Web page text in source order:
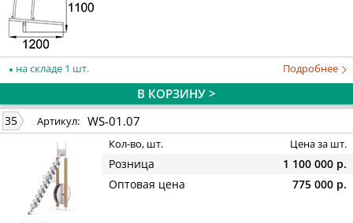
на складе 1 шт. Подробнее
В КОРЗИНУ >
35 Артикул: WS-01.07
Кол-во, шт. Цена за шт.
Розница
1 100 000 р.
Оптовая цена
775 000 р.